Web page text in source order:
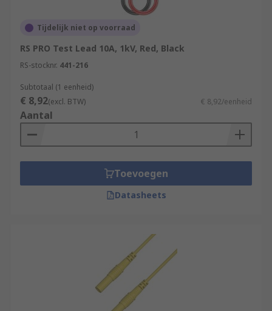
Tijdelijk niet op voorraad
RS PRO Test Lead 10A, 1kV, Red, Black
RS-stocknr. 441-216
Subtotaal (1 eenheid)
€ 8,92(excl. BTW) € 8,92/eenheid
Aantal
Toevoegen
Datasheets